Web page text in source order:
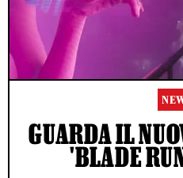
GUARDA IL
'BLADE